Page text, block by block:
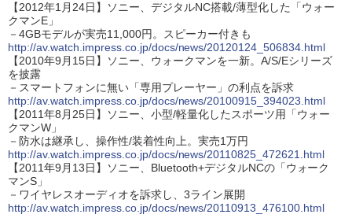
【2012年1月24日】ソニー、デジタルNC搭載/薄型化した「ウォー
クマンE」
－4GBモデルが実売11,000円。スピーカー付きも
http://av.watch.impress.co.jp/docs/news/20120124_506834.html
【2010年9月15日】ソニー、ウォークマンを一新。A/S/Eシリーズ
を披露
－スマートフォンに無い「専用プレーヤー」の利点を訴求
http://av.watch.impress.co.jp/docs/news/20100915_394023.html
【2011年8月25日】ソニー、小型/軽量化したスポーツ用「ウォー
クマンW」
－防水は継承し、操作性/装着性向上。実売1万円
http://av.watch.impress.co.jp/docs/news/20110825_472621.html
【2011年9月13日】ソニー、Bluetooth+デジタルNCの「ウォーク
マンS」
－ワイヤレスオーディオを訴求し、3ライン展開
http://av.watch.impress.co.jp/docs/news/20110913_476100.html